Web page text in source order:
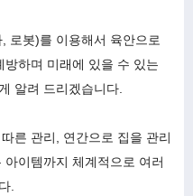
로봇)를 이용해서 육안으로
하며 미래에 있을 수 있는
알려 드리겠습니다.
른 관리, 연간으로 집을 관리
이템까지 체계적으로 여러
.